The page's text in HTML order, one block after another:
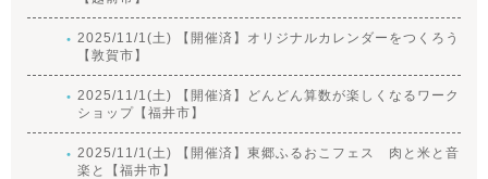
2025/11/1(土) 【開催済】オリジナルカレンダーをつくろう
【敦賀市】
2025/11/1(土) 【開催済】どんどん算数が楽しくなるワーク
ショップ【福井市】
2025/11/1(土) 【開催済】東郷ふるおこフェス 肉と米と音
楽と【福井市】